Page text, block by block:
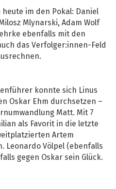
heute im den Pokal: Daniel
Mlynarski, Adam Wolf
ebenfalls mit den
das Verfolger:innen-Feld
konnte sich Linus
Oskar Ehm durchsetzen –
Matt. Mit 7
als Favorit in die letzte
Artem
Leonardo Völpel (ebenfalls
gegen Oskar sein Glück.